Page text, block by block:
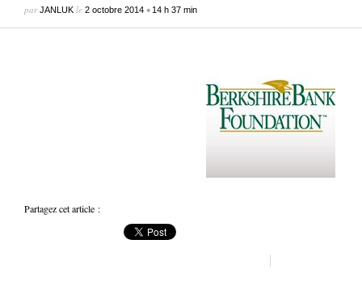
parJANLUK le 2 octobre 2014 • 14 h 37 min
Partagez cet article :